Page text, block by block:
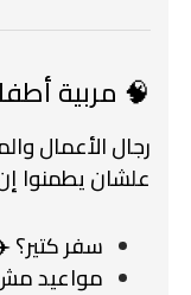
🧠 مربية
رجال الأعمال
علشان يطمنوا
سفر كتير؟
مواعيد